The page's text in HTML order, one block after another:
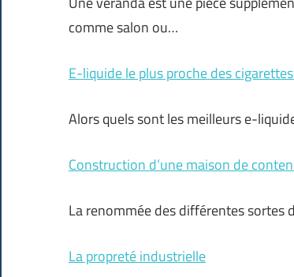
comme salon ou…
E-liquide le plus proche des
Alors quels sont les meilleurs e-
Construction d’une maison de
La renommée des différentes sortes
La propreté industrielle